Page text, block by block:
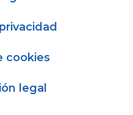
cookies
legal